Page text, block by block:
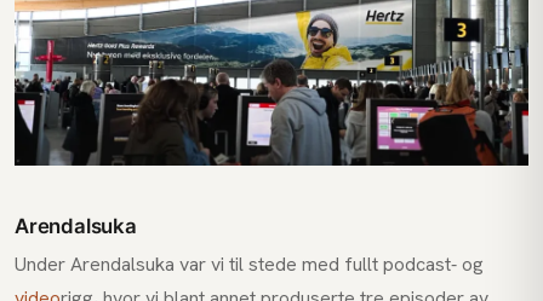
Arendalsuka
Under Arendalsuka var vi til stede med fullt podcast- og